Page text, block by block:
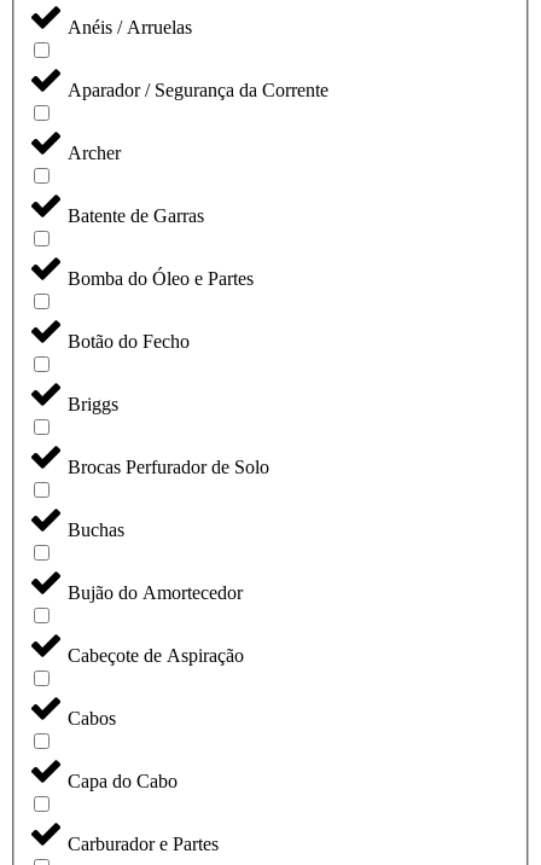
Anéis / Arruelas
Aparador / Segurança da Corrente
Archer
Batente de Garras
Bomba do Óleo e Partes
Botão do Fecho
Briggs
Brocas Perfurador de Solo
Buchas
Bujão do Amortecedor
Cabeçote de Aspiração
Cabos
Capa do Cabo
Carburador e Partes